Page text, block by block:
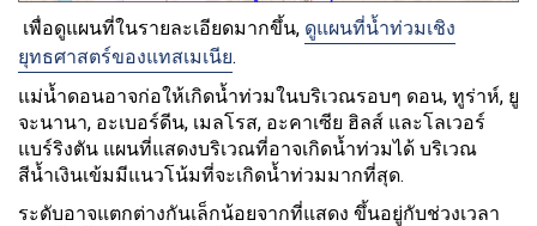
เพื่อดูแผนที่ในรายละเอียดมากขึ้น, ดูแผนที่น้ำท่วมเชิง
ยุทธศาสตร์ของแทสเมเนีย.
แม่น้ำดอนอาจก่อให้เกิดน้ำท่วมในบริเวณรอบๆ ดอน, ทูร่าห์, ยู
จะนานา, อะเบอร์ดีน, เมลโรส, อะคาเซีย ฮิลส์ และโลเวอร์
แบร์ริงตัน แผนที่แสดงบริเวณที่อาจเกิดน้ำท่วมได้ บริเวณ
สีน้ำเงินเข้มมีแนวโน้มที่จะเกิดน้ำท่วมมากที่สุด.
ระดับอาจแตกต่างกันเล็กน้อยจากที่แสดง ขึ้นอยู่กับช่วงเวลา